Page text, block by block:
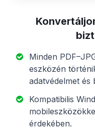
Minden
eszközén
adatvédelmet és
Kompatibilis
érdekében.